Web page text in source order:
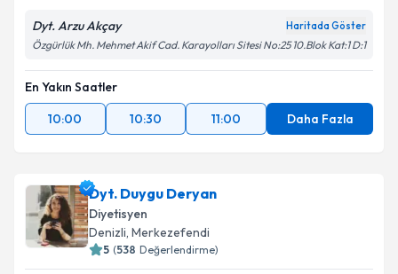
Dyt. Arzu Akçay Haritada Göster
Özgürlük Mh. Mehmet Akif Cad. Karayolları Sitesi No:25 10.Blok Kat:1 D:1
En Yakın Saatler
10:00
10:30 11:00 Daha Fazla
Dyt. Duygu Deryan
Diyetisyen
Denizli, Merkezefendi
5 (538 Değerlendirme)